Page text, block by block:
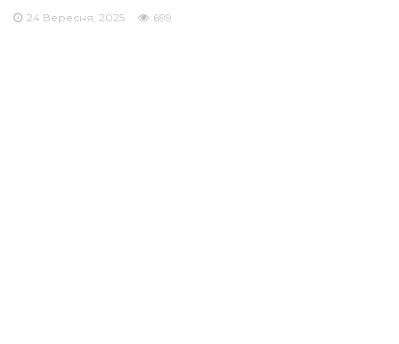
24 Вересня, 2025 699